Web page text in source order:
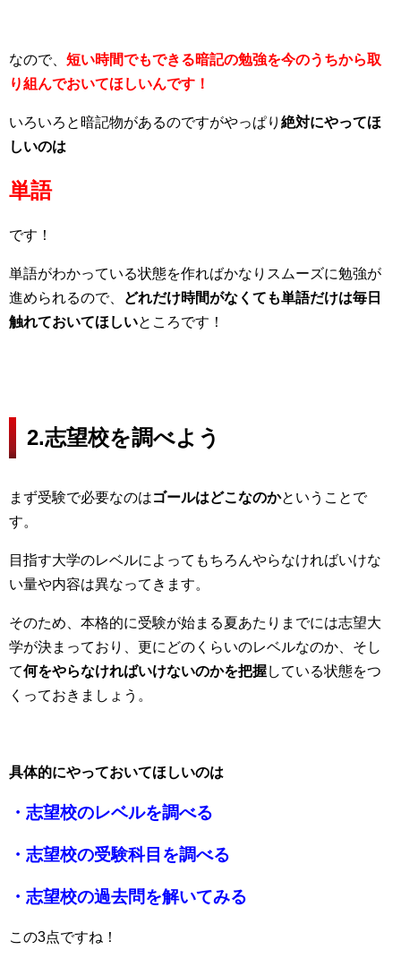
なので、 短い時間でもできる暗記の勉強を今のうちから取
り組んでおいてほしいんです！
いろいろと暗記物があるのですがやっぱり 絶対にやってほ
しいのは
単語
です！
単語がわかっている状態を作ればかなりスムーズに勉強が
進められるので、
どれだけ時間がなくても単語だけは毎日
触れておいてほしいところです！
2.志望校を調べよう
まず受験で必要なのはゴールはどこなのかということで
す。
目指す大学のレベルによってもちろんやらなければいけな
い量や内容は異なってきます。
そのため、本格的に受験が始まる夏あたりまでには志望大
学が決まっており、更にどのくらいのレベルなのか、そし
て何をやらなければいけないのかを把握している状態をつ
くっておきましょう。
具体的にやっておいてほしいのは
・志望校のレベルを調べる
・志望校の受験科目を調べる
・志望校の過去問を解いてみる
この3点ですね！